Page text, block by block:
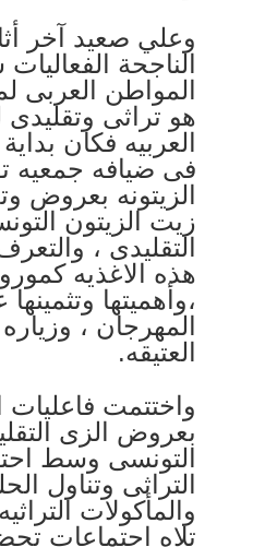
وعلي صعيد آخر
الناجحة
المواطن العربى
هو تراثى
العربيه فكان
فى ضيافه جمعيه
الزيتونه بعروض
زيت الزيتون
التقليدى ،
هذه الاغذيه
،وأهميتها
المهرجان ، وزياره
العتيقه.
واختتمت فاعليات
بعروض الزى
التونسى وسط
التراثى وتناول
والمأكولات
تلاه اجتماعات